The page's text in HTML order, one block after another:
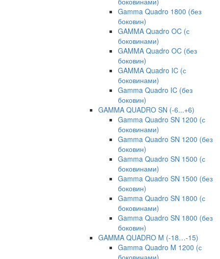
Gamma Quadro 1800 (без
боковин)
GAMMA Quadro OC (с
боковинами)
GAMMA Quadro OC (без
боковин)
GAMMA Quadro IC (с
боковинами)
Gamma Quadro IC (без
боковин)
GAMMA QUADRO SN (-6...+6)
Gamma Quadro SN 1200 (с
боковинами)
Gamma Quadro SN 1200 (без
боковин)
Gamma Quadro SN 1500 (с
боковинами)
Gamma Quadro SN 1500 (без
боковин)
Gamma Quadro SN 1800 (с
боковинами)
Gamma Quadro SN 1800 (без
боковин)
GAMMA QUADRO M (-18…-15)
Gamma Quadro M 1200 (с